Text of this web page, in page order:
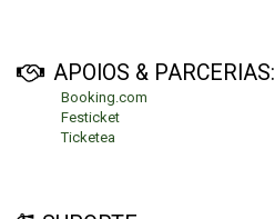
APOIOS & PARCERIAS:
Booking.com
Festicket
Ticketea